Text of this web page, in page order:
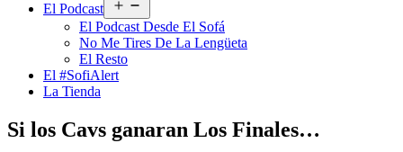
El Podcast
el
menú
El Podcast Desde El Sofá
No Me Tires De La Lengüeta
El Resto
El #SofiAlert
La Tienda
Si los Cavs ganaran Los Finales…